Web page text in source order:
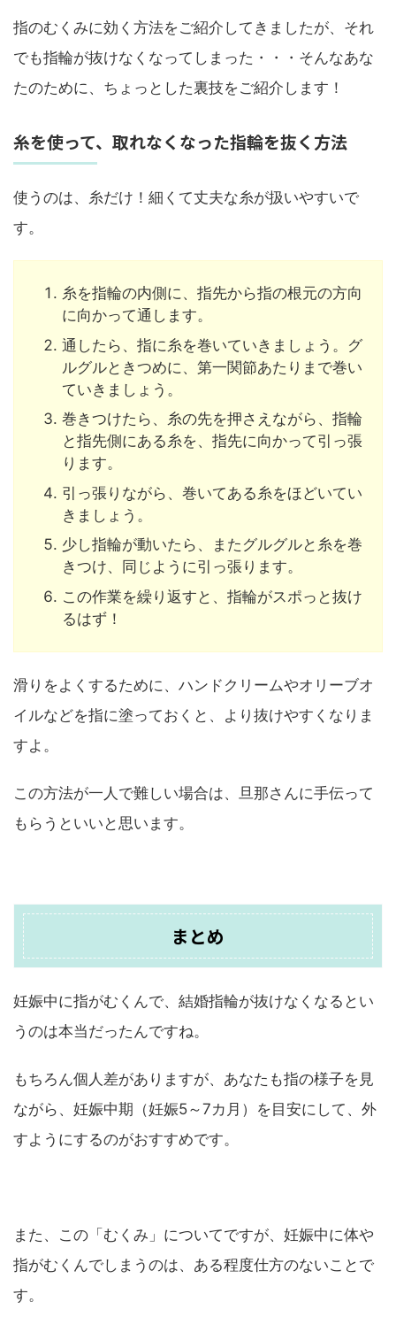
指のむくみに効く方法をご紹介してきましたが、それ
でも指輪が抜けなくなってしまった・・・そんなあな
たのために、ちょっとした裏技をご紹介します！
糸を使って、取れなくなった指輪を抜く方法
使うのは、糸だけ！細くて丈夫な糸が扱いやすいで
す。
糸を指輪の内側に、指先から指の根元の方向
に向かって通します。
通したら、指に糸を巻いていきましょう。グ
ルグルときつめに、第一関節あたりまで巻い
ていきましょう。
巻きつけたら、糸の先を押さえながら、指輪
と指先側にある糸を、指先に向かって引っ張
ります。
引っ張りながら、巻いてある糸をほどいてい
きましょう。
少し指輪が動いたら、またグルグルと糸を巻
きつけ、同じように引っ張ります。
この作業を繰り返すと、指輪がスポっと抜け
るはず！
滑りをよくするために、ハンドクリームやオリーブオ
イルなどを指に塗っておくと、より抜けやすくなりま
すよ。
この方法が一人で難しい場合は、旦那さんに手伝って
もらうといいと思います。
まとめ
妊娠中に指がむくんで、結婚指輪が抜けなくなるとい
うのは本当だったんですね。
もちろん個人差がありますが、あなたも指の様子を見
ながら、妊娠中期（妊娠5～7カ月）を目安にして、外
すようにするのがおすすめです。
また、この「むくみ」についてですが、妊娠中に体や
指がむくんでしまうのは、ある程度仕方のないことで
す。